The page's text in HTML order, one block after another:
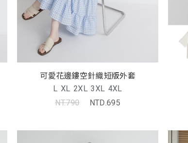
可愛花邊鏤空針織短版外套
L XL 2XL 3XL 4XL
NT.790
NTD.695